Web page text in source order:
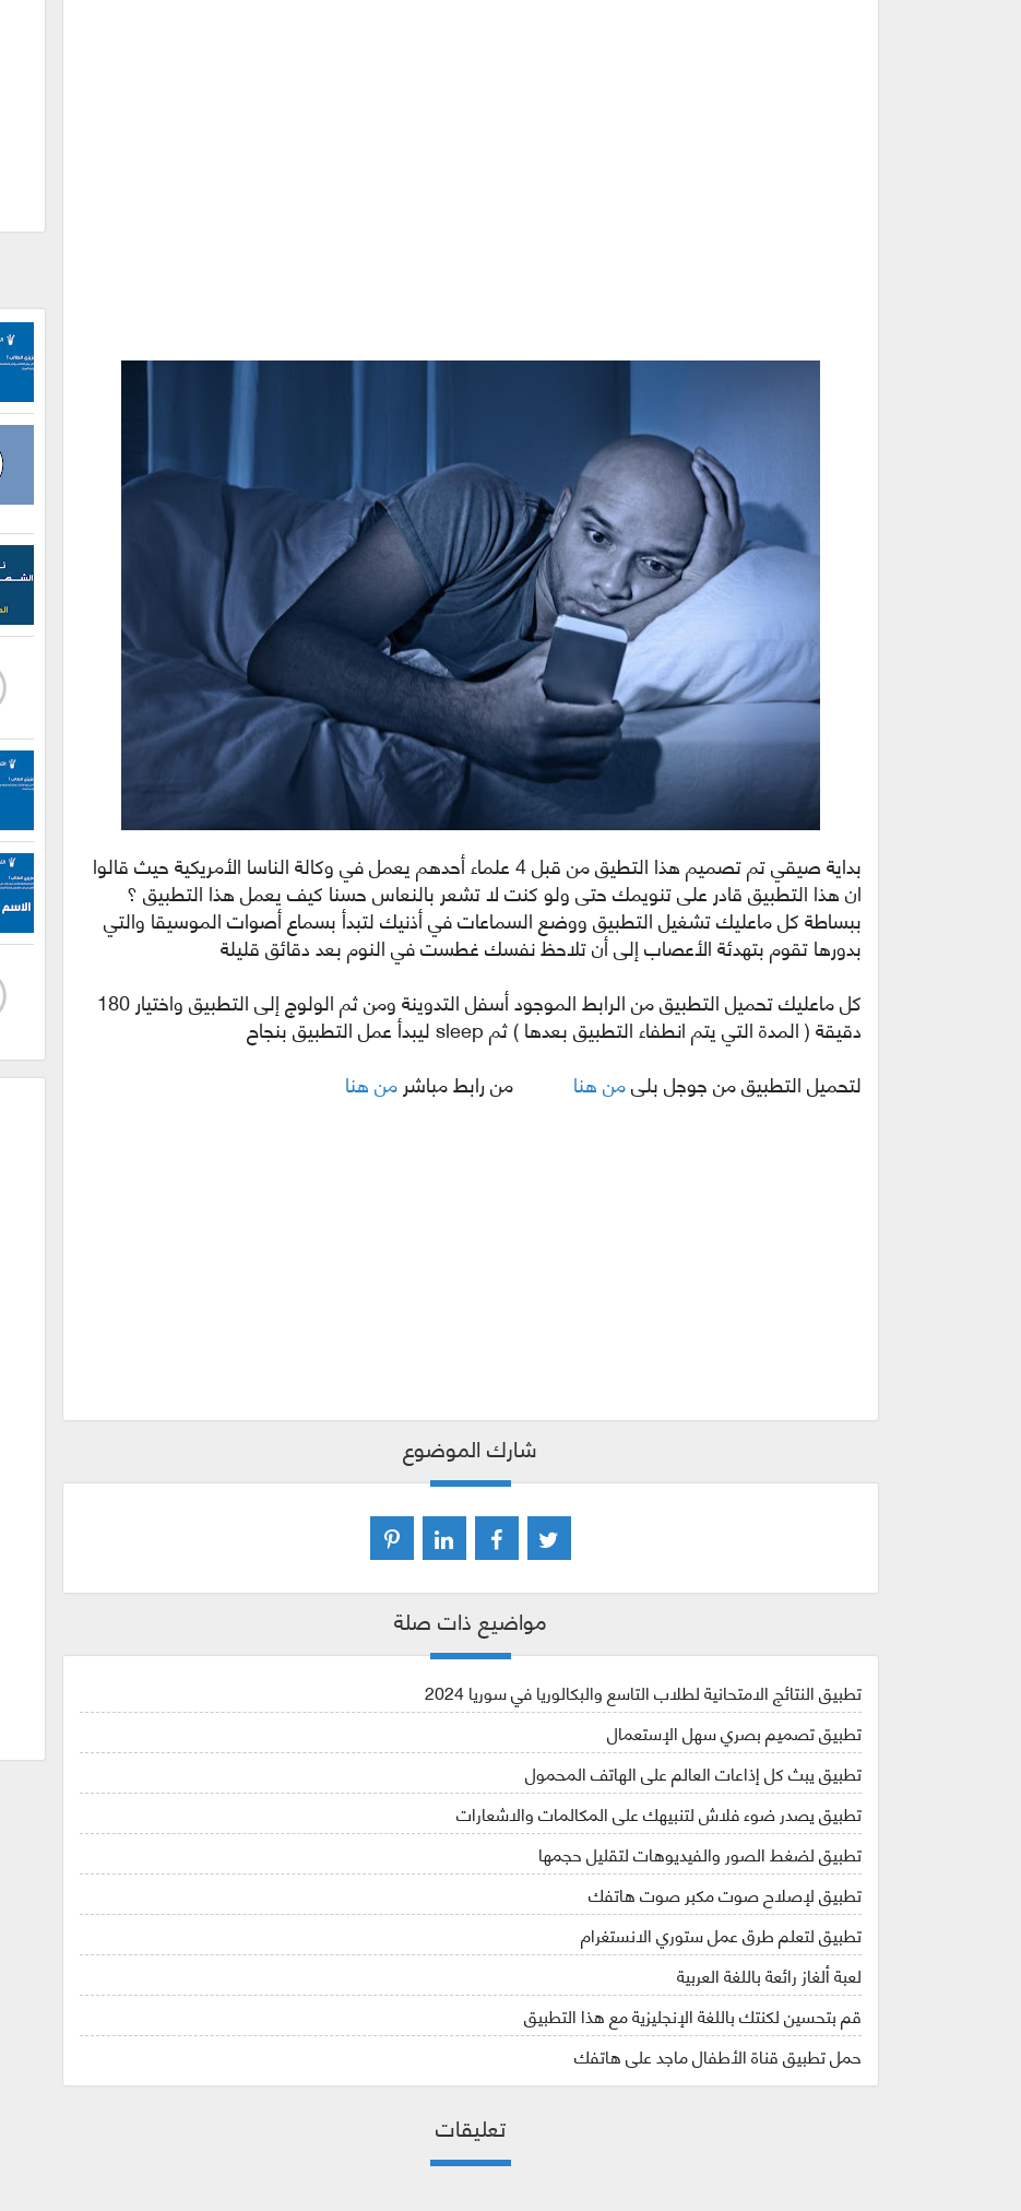
بداية صيقي تم تصميم هذا التطيق من قبل 4 علماء أحدهم يعمل في وكالة الناسا الأمريكية حيث قالوا
ان هذا التطبيق قادر على تنويمك حتى ولو كنت لا تشعر بالنعاس حسنا كيف يعمل هذا التطبيق ؟
ببساطة كل ماعليك تشغيل التطبيق ووضع السماعات في أذنيك لتبدأ بسماع أصوات الموسيقا والتي
بدورها تقوم بتهدئة الأعصاب إلى أن تلاحظ نفسك غطست في النوم بعد دقائق قليلة
كل ماعليك تحميل التطبيق من الرابط الموجود أسفل التدوينة ومن ثم الولوج إلى التطبيق واختيار 180
دقيقة ( المدة التي يتم انطفاء التطبيق بعدها ) ثم sleep ليبدأ عمل التطبيق بنجاح
لتحميل التطبيق من جوجل بليمن هنا من رابط مباشرمن هنا
شارك الموضوع
مواضيع ذات صلة
تطبيق النتائج الامتحانية لطلاب التاسع والبكالوريا في سوريا 2024
تطبيق تصميم بصري سهل الإستعمال
تطبيق يبث كل إذاعات العالم على الهاتف المحمول
تطبيق يصدر ضوء فلاش لتنبيهك على المكالمات والاشعارات
تطبيق لضغط الصور والفيديوهات لتقليل حجمها
تطبيق لإصلاح صوت مكبر صوت هاتفك
تطبيق لتعلم طرق عمل ستوري الانستغرام
لعبة ألغاز رائعة باللغة العربية
قم بتحسين لكنتك باللغة الإنجليزية مع هذا التطبيق
حمل تطبيق قناة الأطفال ماجد على هاتفك
تعليقات